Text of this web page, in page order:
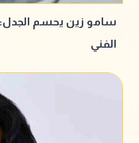
سامو زين يحسم
الفني